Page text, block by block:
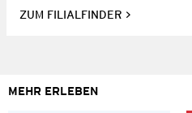
ZUM FILIALFINDER
MEHR ERLEBEN